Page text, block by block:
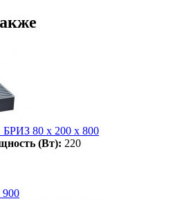
БРИЗ 80 х 200 х 800
(Вт): 220